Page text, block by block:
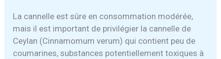
La cannelle est sûre en consommation modérée,
mais il est important de privilégier la cannelle de
Ceylan (Cinnamomum verum) qui contient peu de
coumarines, substances potentiellement toxiques à